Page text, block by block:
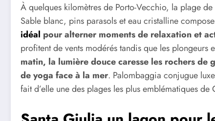
À quelques kilomètres de Porto-Vecchio, la plage
Sable blanc, pins parasols et eau cristalline
idéal pour alterner moments de relaxation et
profitent de vents modérés tandis que les
matin, la lumière douce caresse les rochers
de yoga face à la mer. Palombaggia conjugue
fait d’elle une des plages les plus emblématiques de